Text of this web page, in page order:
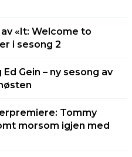
«It: Welcome to
i sesong 2
Gein – ny sesong av
Tommy
morsom igjen med